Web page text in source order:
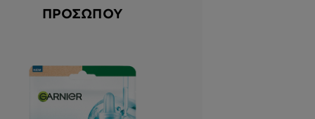
ΠΡΟΣΏΠΟΥ